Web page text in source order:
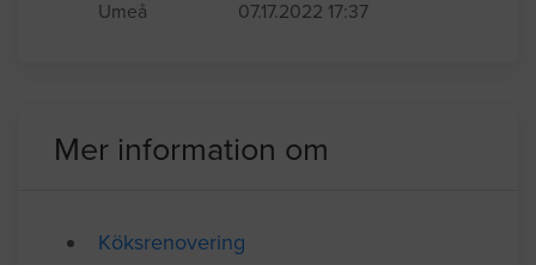
Umeå 07.17.2022 17:37
Mer information om
Köksrenovering